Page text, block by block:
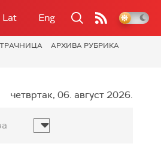
Lat Eng
АРХИВА РУБРИКА
четвртак, 06. август 2026.